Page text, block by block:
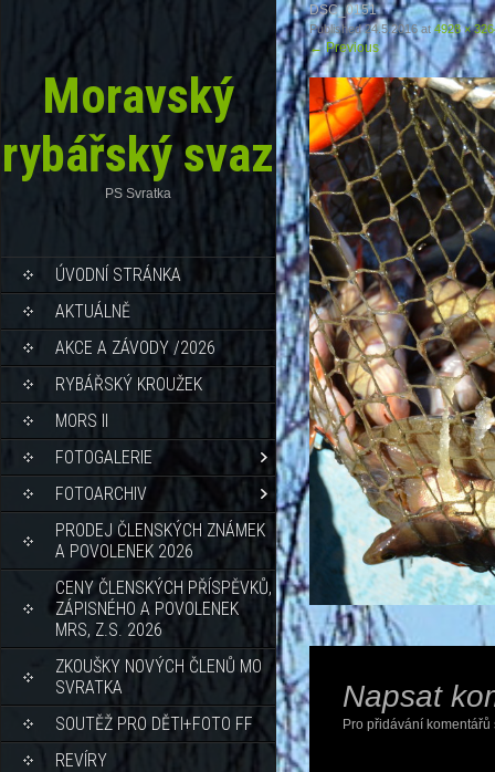
Moravský
rybářský svaz
PS Svratka
ÚVODNÍ STRÁNKA
AKTUÁLNĚ
AKCE A ZÁVODY /2026
RYBÁŘSKÝ KROUŽEK
MORS II
FOTOGALERIE
FOTOARCHIV
PRODEJ ČLENSKÝCH ZNÁMEK
A POVOLENEK 2026
CENY ČLENSKÝCH PŘÍSPĚVKŮ,
ZÁPISNÉHO A POVOLENEK
MRS, Z.S. 2026
ZKOUŠKY NOVÝCH ČLENŮ MO
SVRATKA
SOUTĚŽ PRO DĚTI+FOTO FF
REVÍRY
DSC_0151
Published24.5.2016at4928 ×
←Previous
Napsat
Pro přidávání